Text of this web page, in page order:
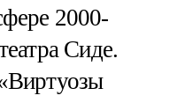
2000-
Сиде.